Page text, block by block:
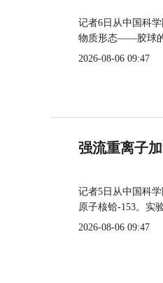
记者6日从中国科
物质形态——胶球的
2026-08-06 09:47
强流重离子
记者5日从中国科
原子核铪-153。实
2026-08-06 09:47